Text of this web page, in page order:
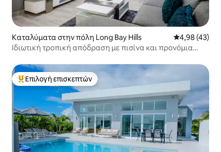
Καταλύματα στην πόλη Long Bay Hills Μέση
4,98 (43)
Ιδιωτική τροπική απόδραση με πισίνα και προνόμια
Κορυφαία επιλογή επισκεπτών
Επιλογή επισκεπτών